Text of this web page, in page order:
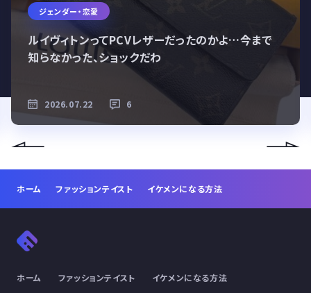
ジェンダー・恋愛
ルイヴィトンってPCVレザーだったのかよ…今まで
知らなかった、ショックだわ
2026.07.22 6
ホーム ファッションテイスト イケメンになる方法
ホーム ファッションテイスト イケメンになる方法